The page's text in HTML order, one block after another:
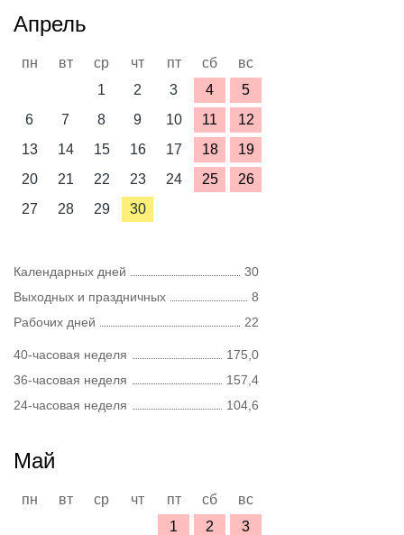
Апрель
пн вт ср чт пт сб
вс
1
2 3 4
5
6
7 8 9 10 11
12
13
14 15 16 17 18
19
20
21 22 23 24 25
26
27
28 29 30
Календарных дней
30
Выходных и праздничных
8
Рабочих дней
22
40-часовая неделя
175,0
36-часовая неделя
157,4
24-часовая неделя
104,6
Май
пн вт ср чт пт сб
вс
1
2
3